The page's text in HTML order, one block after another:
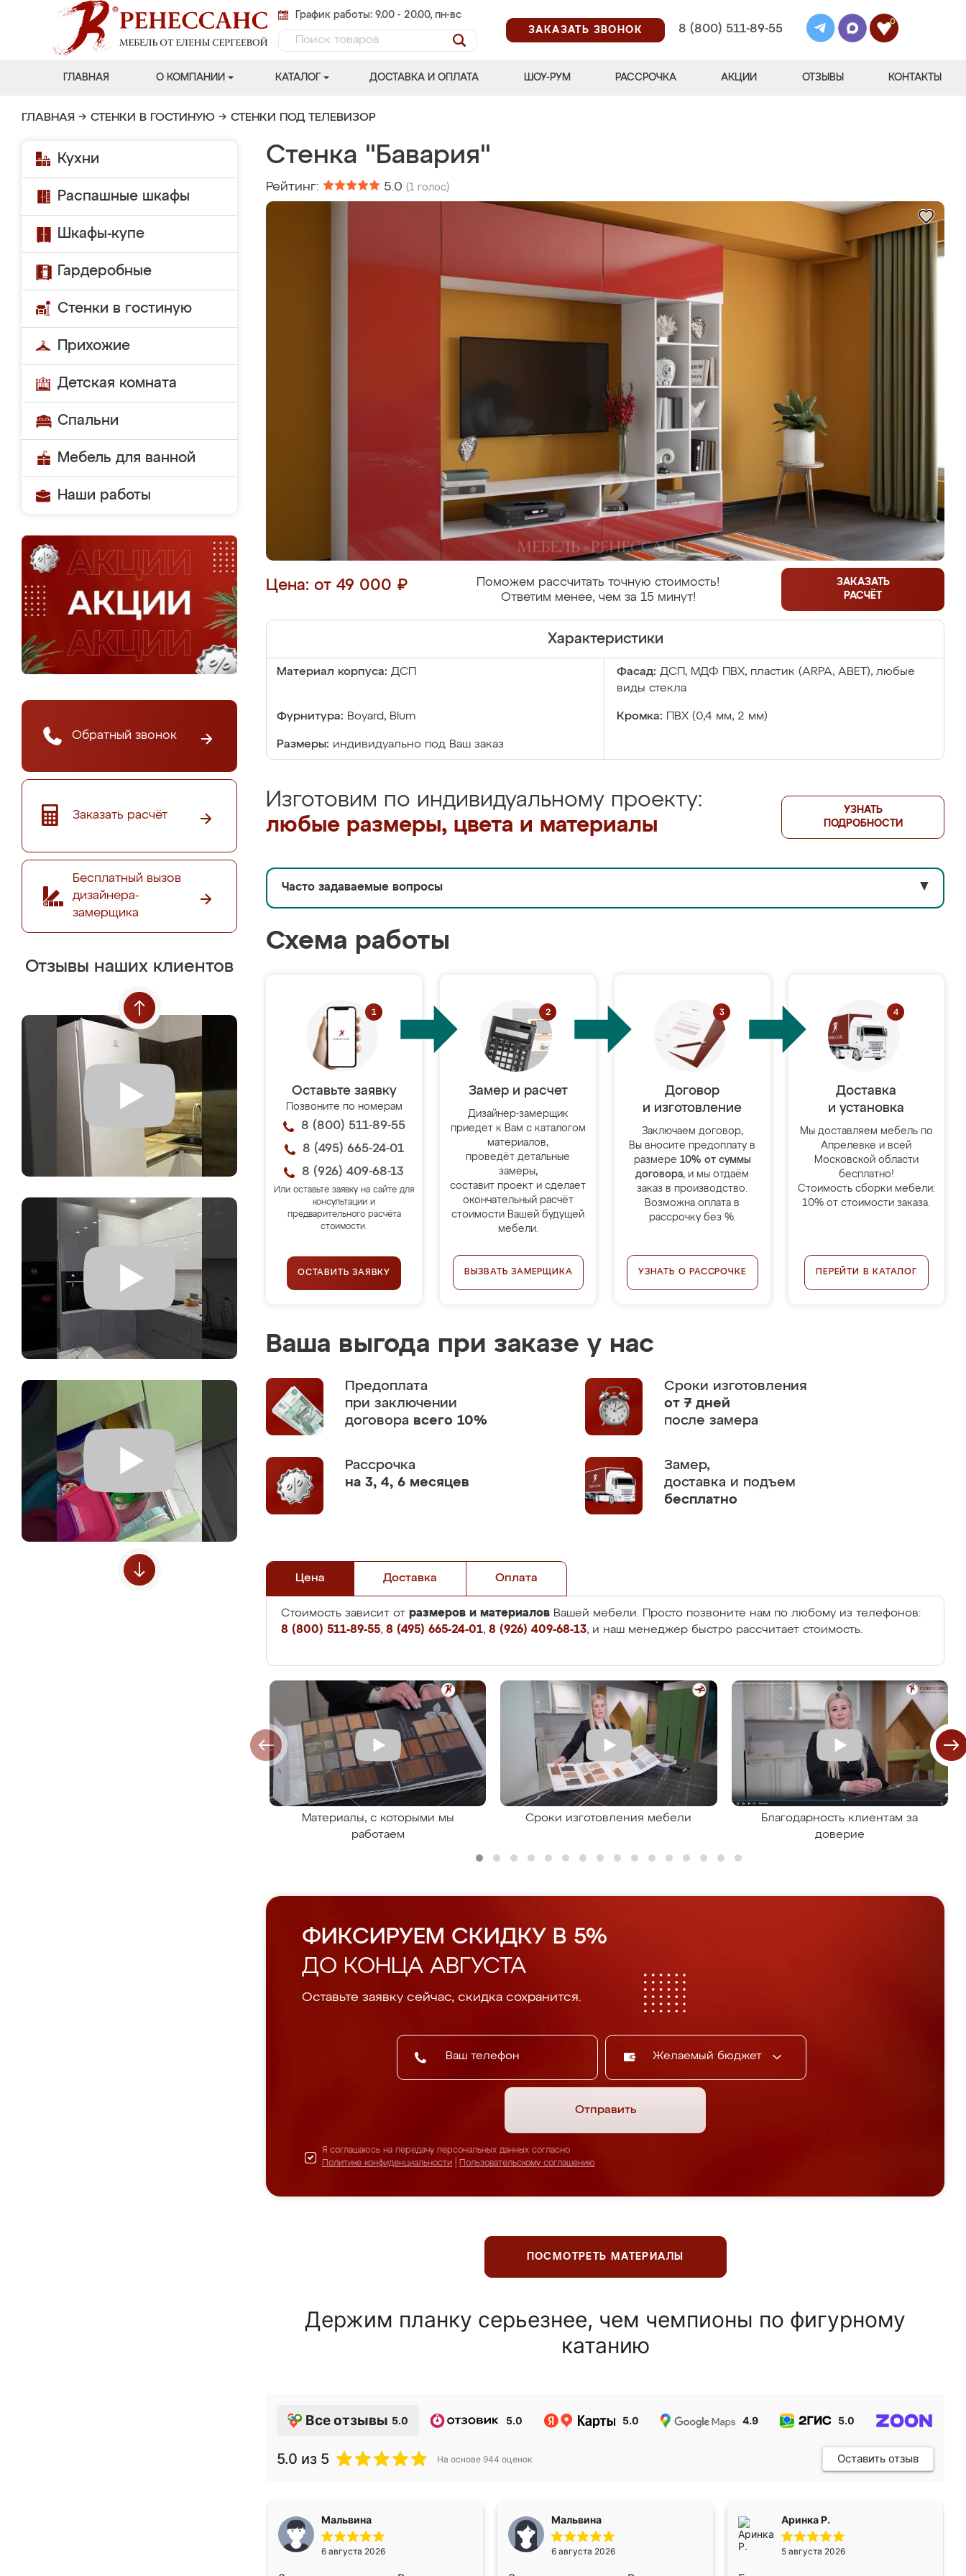
График работы: 9.00 - 20.00, пн-вс
ЗАКАЗАТЬ ЗВОНОК
8 (800) 511-89-55
0
ГЛАВНАЯ О КОМПАНИИ КАТАЛОГ ДОСТАВКА И ОПЛАТА ШОУ-РУМ РАССРОЧКА АКЦИИ ОТЗЫВЫ КОНТАКТЫ
ГЛАВНАЯ → СТЕНКИ В ГОСТИНУЮ → СТЕНКИ ПОД ТЕЛЕВИЗОР
Кухни
Распашные шкафы
Шкафы-купе
Гардеробные
Стенки в гостиную
Прихожие
Детская комната
Спальни
Мебель для ванной
Наши работы
Обратный звонок
Заказать расчёт
Бесплатный вызов
дизайнера-
замерщика
Отзывы наших клиентов
Стенка "Бавария"
Рейтинг: 5.0 (1 голос)
Цена: от 49 000 ₽
Поможем рассчитать точную стоимость!
Ответим менее, чем за 15 минут!
ЗАКАЗАТЬ
РАСЧЁТ
Характеристики
Материал корпуса: ДСП Фасад: ДСП, МДФ ПВХ, пластик (ARPA, ABET), любые
виды стекла
Фурнитура: Boyard, Blum Кромка: ПВХ (0,4 мм, 2 мм)
Размеры: индивидуально под Ваш заказ
Изготовим по индивидуальному проекту:
любые размеры, цвета и материалы
УЗНАТЬ
ПОДРОБНОСТИ
Часто задаваемые вопросы ▼
Схема работы
Оставьте заявку
Позвоните по номерам
8 (800) 511-89-55
8 (495) 665-24-01
8 (926) 409-68-13
Или оставьте заявку на сайте для
консультации и
предварительного расчёта
стоимости.
ОСТАВИТЬ ЗАЯВКУ
Замер и расчет
Дизайнер-замерщик
приедет к Вам с каталогом
материалов,
проведёт детальные
замеры,
составит проект и сделает
окончательный расчёт
стоимости Вашей будущей
мебели.
ВЫЗВАТЬ ЗАМЕРЩИКА
Договор
и изготовление
Заключаем договор,
Вы вносите предоплату в
размере 10% от суммы
договора, и мы отдаём
заказ в производство.
Возможна оплата в
рассрочку без %.
УЗНАТЬ О РАССРОЧКЕ
Доставка
и установка
Мы доставляем мебель по
Апрелевке и всей
Московской области
бесплатно!
Стоимость сборки мебели:
10% от стоимости заказа.
ПЕРЕЙТИ В КАТАЛОГ
Ваша выгода при заказе у нас
Предоплата
при заключении
договора всего 10%
Сроки изготовления
от 7 дней
после замера
Рассрочка
на 3, 4, 6 месяцев
Замер,
доставка и подъем
бесплатно
Цена Доставка Оплата
Стоимость зависит от размеров и материалов Вашей мебели. Просто позвоните нам по любому из телефонов:
8 (800) 511-89-55, 8 (495) 665-24-01, 8 (926) 409-68-13, и наш менеджер быстро рассчитает стоимость.
Материалы, с которыми мы
работаем
Сроки изготовления мебели
Благодарность клиентам за
доверие
ФИКСИРУЕМ СКИДКУ В 5%
ДО КОНЦА АВГУСТА
Оставьте заявку сейчас, скидка сохранится.
Желаемый бюджет
Отправить
Я соглашаюсь на передачу персональных данных согласно
Политике конфиденциальности
Пользовательскому соглашению
ПОСМОТРЕТЬ МАТЕРИАЛЫ
Держим планку серьезнее, чем чемпионы по фигурному
катанию
Все отзывы 5.0 5.0 5.0 4.9 5.0
5.0 из 5 На основе 944 оценок Оставить отзыв
Мальвина
6 августа 2026
Мальвина
6 августа 2026
Аринка Р.
5 августа 2026